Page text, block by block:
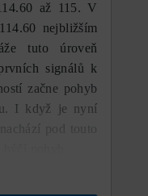
AUD/JPY na
že trh se
velmi prudké
stále ovládán
cena je
trend
dokud se
až 115. V
nejbližším
tuto úroveň
signálů k
začne pohyb
I když je nyní
pod touto